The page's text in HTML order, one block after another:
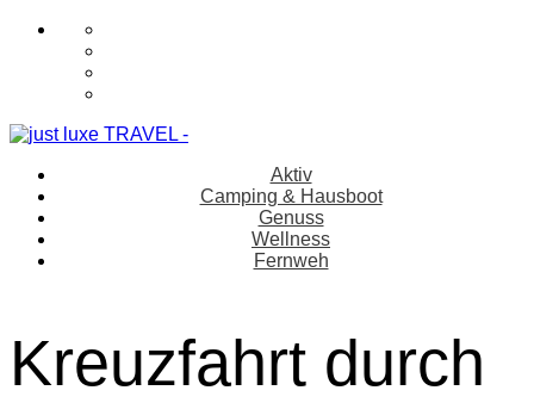
Aktiv
Camping & Hausboot
Genuss
Wellness
Fernweh
Kreuzfahrt durch